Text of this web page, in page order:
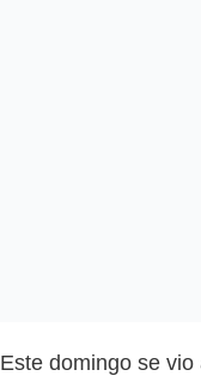
Este domingo se